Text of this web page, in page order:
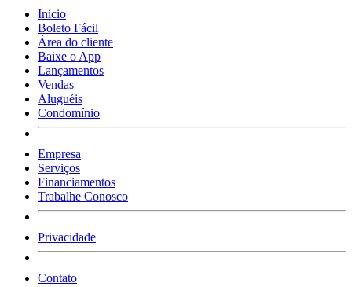
Início
Boleto Fácil
Área do cliente
Baixe o App
Lançamentos
Vendas
Aluguéis
Condomínio
Empresa
Serviços
Financiamentos
Trabalhe Conosco
Privacidade
Contato